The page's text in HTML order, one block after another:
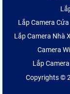
Lắp Camera
Lắp Camera Nhà
Camera
Lắp
Copyrights ©